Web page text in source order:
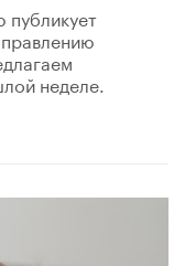
публикует
неделе.